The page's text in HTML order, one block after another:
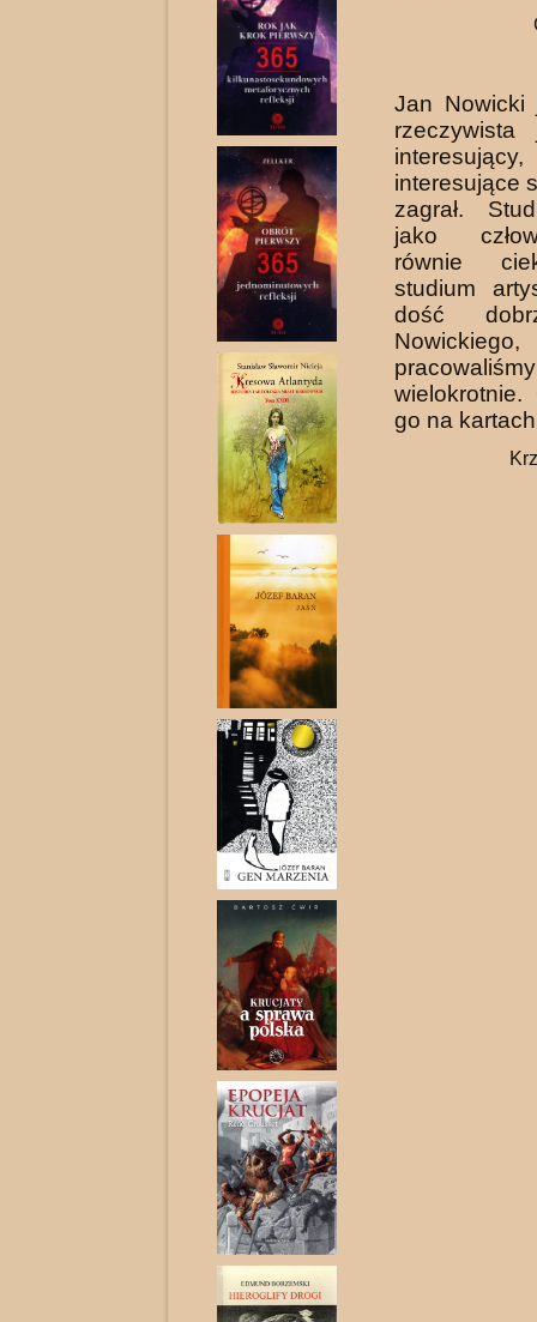
Jan Nowicki
rzeczywista
interesujące
zagrał.
jako
równie
studium
dość
Nowickiego,
wielokrotnie.
go na